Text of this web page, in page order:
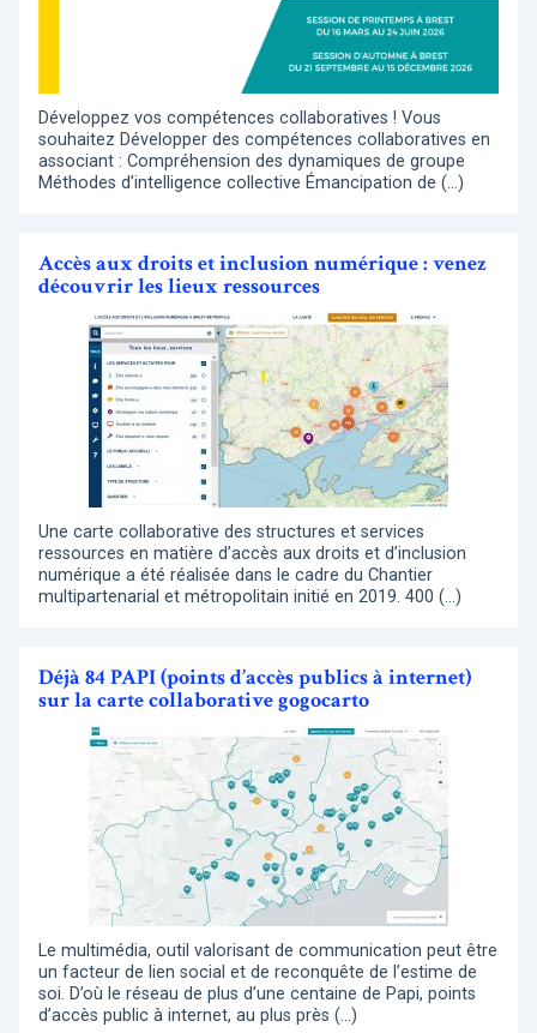
Développez vos compétences collaboratives ! Vous
souhaitez Développer des compétences collaboratives en
associant : Compréhension des dynamiques de groupe
Méthodes d’intelligence collective Émancipation de (…)
Accès aux droits et inclusion numérique : venez
découvrir les lieux ressources
Une carte collaborative des structures et services
ressources en matière d’accès aux droits et d’inclusion
numérique a été réalisée dans le cadre du Chantier
multipartenarial et métropolitain initié en 2019. 400 (…)
Déjà 84 PAPI (points d’accès publics à internet)
sur la carte collaborative gogocarto
Le multimédia, outil valorisant de communication peut être
un facteur de lien social et de reconquête de l’estime de
soi. D’où le réseau de plus d’une centaine de Papi, points
d’accès public à internet, au plus près (…)